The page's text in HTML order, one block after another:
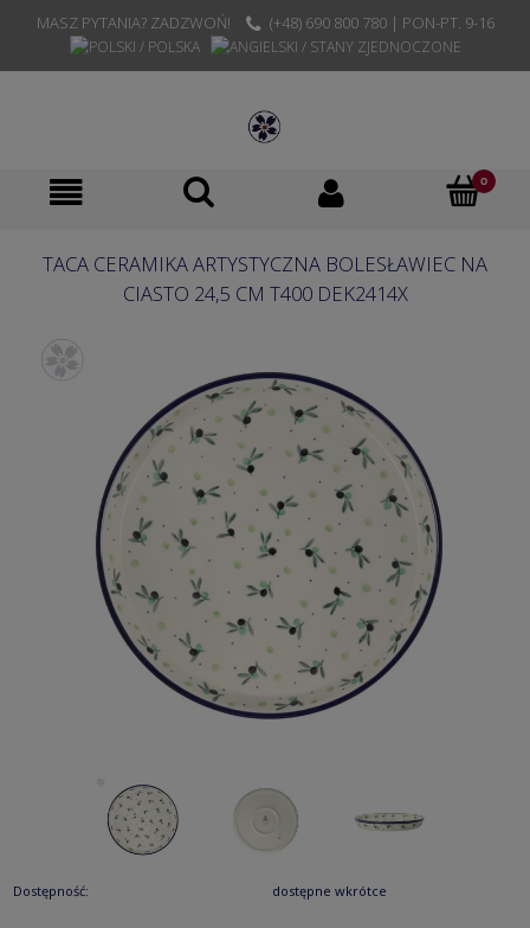
MASZ PYTANIA? ZADZWOŃ! (+48) 690 800 780 | PON-PT. 9-16
TACA CERAMIKA ARTYSTYCZNA BOLESŁAWIEC NA
CIASTO 24,5 CM T400 DEK2414X
Dostępność: dostępne wkrótce